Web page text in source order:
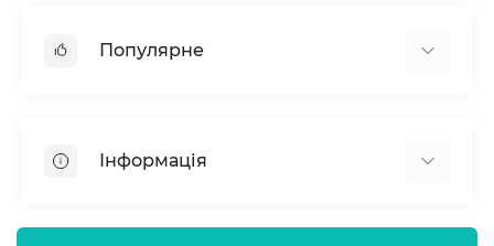
Популярне
Догляд за тілом
Нігті
Інформація